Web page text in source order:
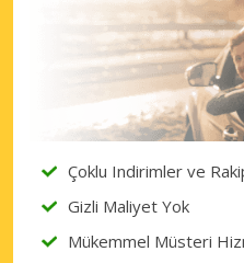
Çoklu Indirimler ve
Gizli Maliyet Yok
Mükemmel Müsteri
Büyük
Özel iş ortağı